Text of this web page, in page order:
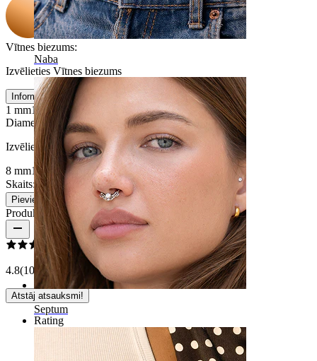
Naba
Septum
Vītnes biezums:
Izvēlieties Vītnes biezums
Informācija par izmēru
1 mm1,2 mm
Diametrs :
Izvēlieties Diametrs
8 mm10 mm
Skaits: 1
Mainīt
Pievienot grozam
Produkta atsauksmes
4.8(10 atsauksmes)
Atstāj atsauksmi!
Rating